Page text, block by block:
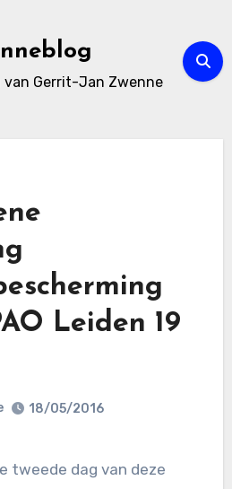
van Gerrit-Jan Zwenne
Leiden 19
18/05/2016